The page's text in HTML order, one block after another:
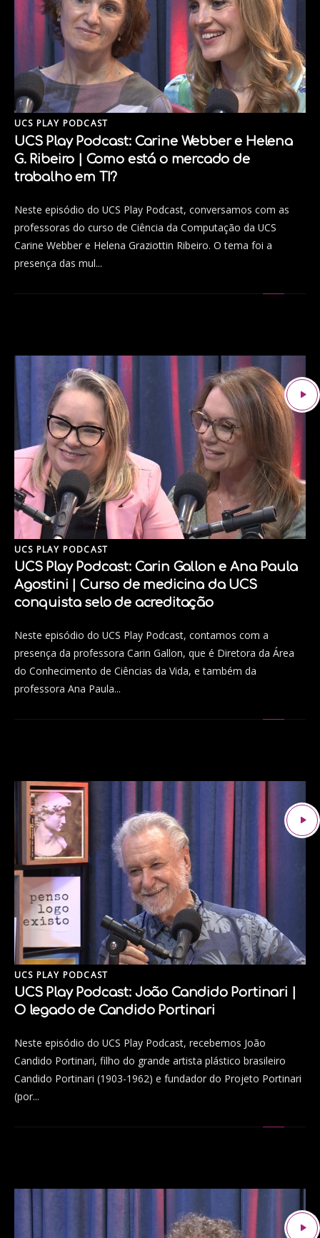
UCS PLAY PODCAST
UCS Play Podcast: Carine Webber e Helena
G. Ribeiro | Como está o mercado de
trabalho em TI?
Neste episódio do UCS Play Podcast, conversamos com as
professoras do curso de Ciência da Computação da UCS
Carine Webber e Helena Graziottin Ribeiro. O tema foi a
presença das mul...
UCS PLAY PODCAST
UCS Play Podcast: Carin Gallon e Ana Paula
Agostini | Curso de medicina da UCS
conquista selo de acreditação
Neste episódio do UCS Play Podcast, contamos com a
presença da professora Carin Gallon, que é Diretora da Área
do Conhecimento de Ciências da Vida, e também da
professora Ana Paula...
UCS PLAY PODCAST
UCS Play Podcast: João Candido Portinari |
O legado de Candido Portinari
Neste episódio do UCS Play Podcast, recebemos João
Candido Portinari, filho do grande artista plástico brasileiro
Candido Portinari (1903-1962) e fundador do Projeto Portinari
(por...